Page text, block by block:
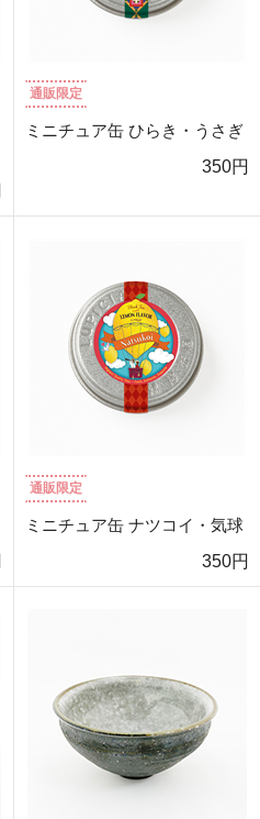
通販限定
ミニチュア缶 ひらき・うさぎ
350円
通販限定
ミニチュア缶 ナツコイ・気球
350円